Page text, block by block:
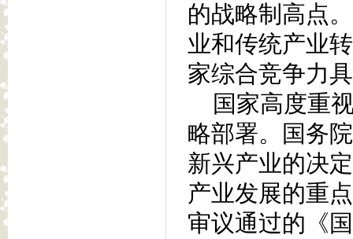
的战略制高点
业和传统产业
家综合竞争力
国家高度重
略部署。国务
新兴产业的决
产业发展的重
审议通过的《